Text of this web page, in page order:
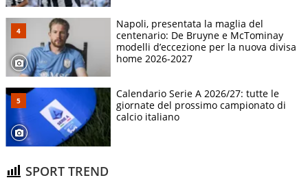
Napoli, presentata la maglia del
centenario: De Bruyne e McTominay
modelli d’eccezione per la nuova divisa
home 2026-2027
Calendario Serie A 2026/27: tutte le
giornate del prossimo campionato di
calcio italiano
SPORT TREND